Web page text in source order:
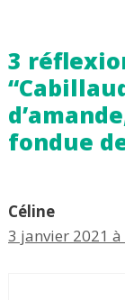
3
fondue
Céline
3 janvier 2021